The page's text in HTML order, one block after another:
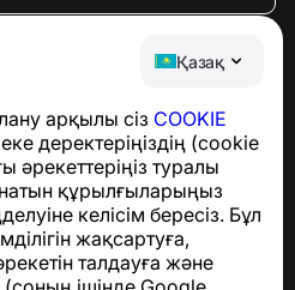
Қазақ
арқылы сіз COOKIE
деректеріңіздің (cookie
әрекеттеріңіз туралы
құрылғыларыңыз
келісім бересіз. Бұл
жақсартуға,
талдауға және
·
және қажетсіз
ыңғайлы қолданба